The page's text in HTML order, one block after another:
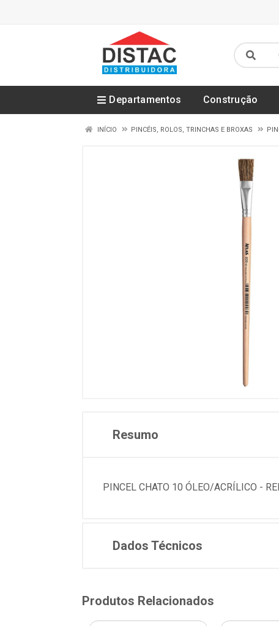
Departamentos Construção
INÍCIO PINCÉIS, ROLOS, TRINCHAS E BROXAS
Resumo
PINCEL CHATO 10 ÓLEO/ACRÍLICO -
Dados Técnicos
Produtos Relacionados